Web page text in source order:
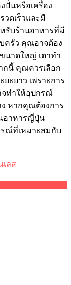
ปั่นหรือเครื่อง
วดเร็วและมี
รับร้านอาหารที่มี
ครัว คุณอาจต้อง
นาดใหญ่ เตาทำ
กนี้ คุณควรเลือก
ะยาว เพราะการ
จทำให้อุปกรณ์
ง หากคุณต้องการ
นอาหารญี่ปุ่น
รณ์ที่เหมาะสมกับ
เลส